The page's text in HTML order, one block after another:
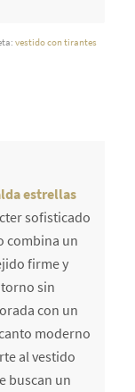
vestido con tirantes
estrellas
sofisticado
combina un
firme y
sin
con un
moderno
al vestido
buscan un